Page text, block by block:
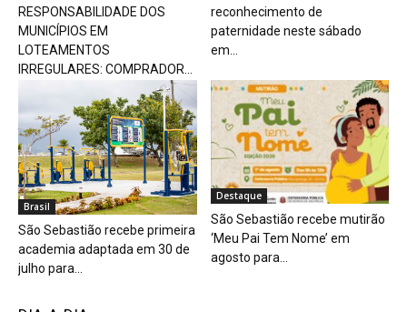
RESPONSABILIDADE DOS
MUNICÍPIOS EM
LOTEAMENTOS
IRREGULARES: COMPRADOR...
reconhecimento de
paternidade neste sábado
em...
Brasil
São Sebastião recebe primeira
academia adaptada em 30 de
julho para...
Destaque
São Sebastião recebe mutirão
‘Meu Pai Tem Nome’ em
agosto para...